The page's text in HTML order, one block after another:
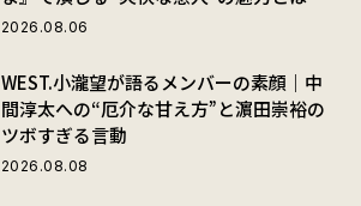
2026.08.06
WEST.小瀧望が語るメンバーの素顔｜中
間淳太への“厄介な甘え方”と濵田崇裕の
ツボすぎる言動
2026.08.08